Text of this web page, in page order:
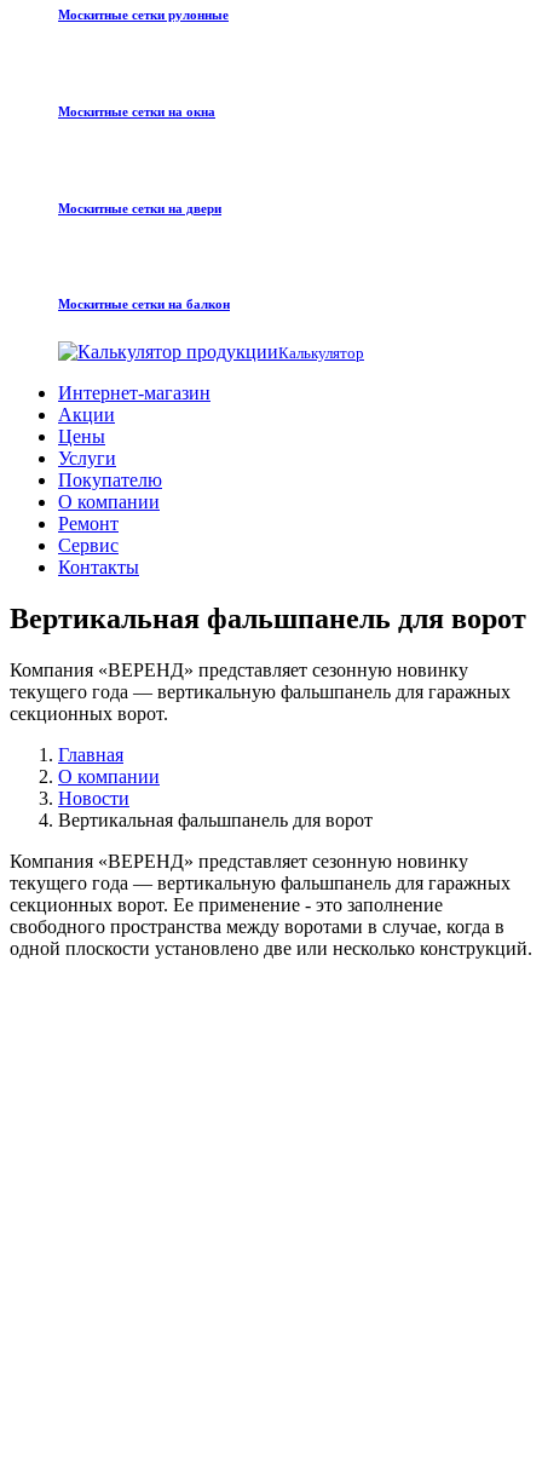
Москитные сетки рулонные
Москитные сетки на окна
Москитные сетки на двери
Москитные сетки на балкон
Калькулятор
Интернет-магазин
Акции
Цены
Услуги
Покупателю
О компании
Ремонт
Сервис
Контакты
Вертикальная фальшпанель для ворот
Компания «ВЕРЕНД» представляет сезонную новинку
текущего года — вертикальную фальшпанель для гаражных
секционных ворот.
Главная
О компании
Новости
Вертикальная фальшпанель для ворот
Компания «ВЕРЕНД» представляет сезонную новинку
текущего года — вертикальную фальшпанель для гаражных
секционных ворот. Ее применение - это заполнение
свободного пространства между воротами в случае, когда в
одной плоскости установлено две или несколько конструкций.